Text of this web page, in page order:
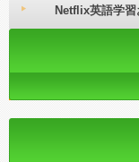
Netflix英語学